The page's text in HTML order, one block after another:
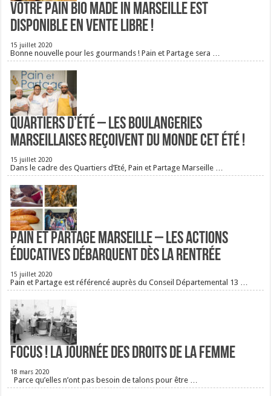
Votre pain bio Made in Marseille est
disponible en vente libre !
15 juillet 2020
Bonne nouvelle pour les gourmands ! Pain et Partage sera …
Quartiers d’été – Les boulangeries
Marseillaises reçoivent du monde cet été !
15 juillet 2020
Dans le cadre des Quartiers d’Eté, Pain et Partage Marseille …
Pain et Partage Marseille – Les actions
éducatives débarquent dès la rentrée
15 juillet 2020
Pain et Partage est référencé auprès du Conseil Départemental 13 …
FOCUS ! La journée des droits de la femme
18 mars 2020
Parce qu’elles n’ont pas besoin de talons pour être …